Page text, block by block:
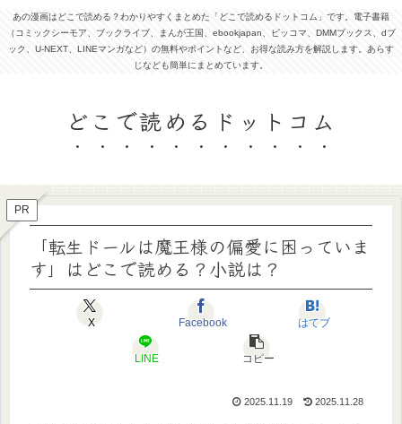
あの漫画はどこで読める？わかりやすくまとめた「どこで読めるドットコム」です。電子書籍
（コミックシーモア、ブックライブ、まんが王国、ebookjapan、ピッコマ、DMMブックス、dブ
ック、U-NEXT、LINEマンガなど）の無料やポイントなど、お得な読み方を解説します。あらす
じなども簡単にまとめています。
どこで読めるドットコム
PR
「転生ドールは魔王様の偏愛に困っていま
す」はどこで読める？小説は？
X Facebook はてブ
LINE コピー
2025.11.19 2025.11.28